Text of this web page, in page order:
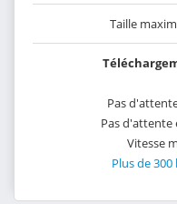
Taille
Pas
Pas d'attente
Vitesse
Plus de